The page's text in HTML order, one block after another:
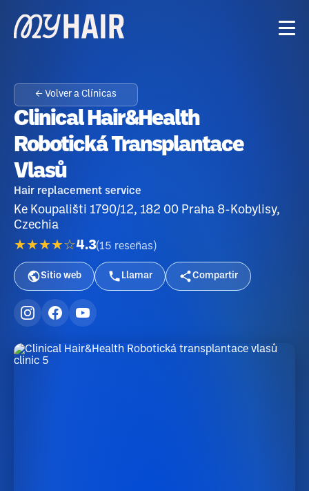
← Volver a Clínicas
Clinical Hair&Health
Robotická Transplantace
Vlasů
Hair replacement service
Ke Koupališti 1790/12, 182 00 Praha 8-Kobylisy,
Czechia
★★★★☆4.3(15 reseñas )
Sitio web Llamar Compartir